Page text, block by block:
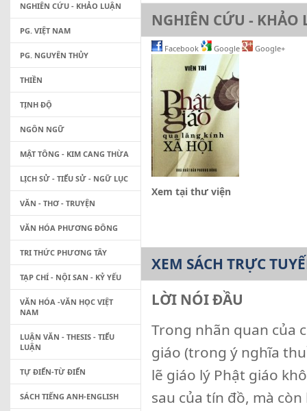
NGHIÊN CỨU - KHẢO
Facebook Google Google+
Xem tại thư viện
XEM SÁCH TRỰC
LỜI NÓI ĐẦU
Trong nhãn quan của
giáo (trong ý nghĩa
lẽ giáo lý Phật giáo
sau của tín đồ, mà
NGHIÊN CỨU - KHẢO LUẬN
PG. VIỆT NAM
PG. NGUYÊN THỦY
THIỀN
TỊNH ĐỘ
NGÔN NGỮ
MẬT TÔNG - KIM CANG THỪA
LỊCH SỬ - TIỂU SỬ - NGỮ LỤC
VĂN - THƠ - TRUYỆN
VĂN HÓA PHƯƠNG ĐÔNG
TRI THỨC PHƯƠNG TÂY
TẠP CHÍ - NỘI SAN - KỶ YẾU
VĂN HÓA -VĂN HỌC VIỆT
NAM
LUẬN VĂN - THESIS - TIỂU
LUẬN
TỰ ĐIỂN-TỪ ĐIỂN
SÁCH TIẾNG ANH-ENGLISH